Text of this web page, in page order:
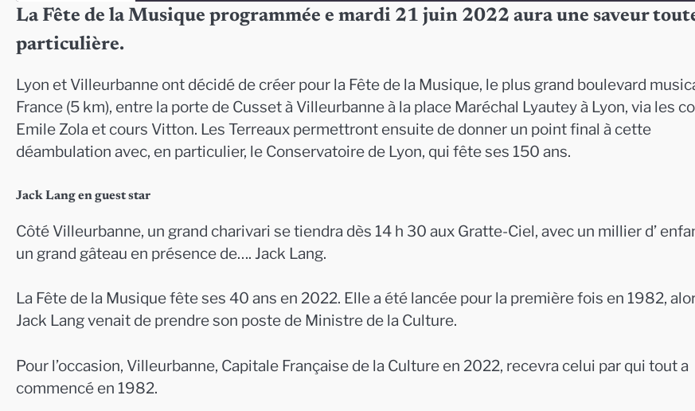
RSS FEED
SHARE
EMBED
La Fête de la Musique programmée e mardi 21 juin 2022 aura une saveur
particulière.
Lyon et Villeurbanne ont décidé de créer pour la Fête de la Musique, le plus grand boulevard
France (5 km), entre la porte de Cusset à Villeurbanne à la place Maréchal Lyautey à Lyon, via les
Emile Zola et cours Vitton. Les Terreaux permettront ensuite de donner un point final à cette
déambulation avec, en particulier, le Conservatoire de Lyon, qui fête ses 150 ans.
Jack Lang en guest star
Côté Villeurbanne, un grand charivari se tiendra dès 14 h 30 aux Gratte-Ciel, avec un millier d’
un grand gâteau en présence de…. Jack Lang.
La Fête de la Musique fête ses 40 ans en 2022. Elle a été lancée pour la première fois en 1982,
Jack Lang venait de prendre son poste de Ministre de la Culture.
Pour l’occasion, Villeurbanne, Capitale Française de la Culture en 2022, recevra celui par qui tout a
commencé en 1982.